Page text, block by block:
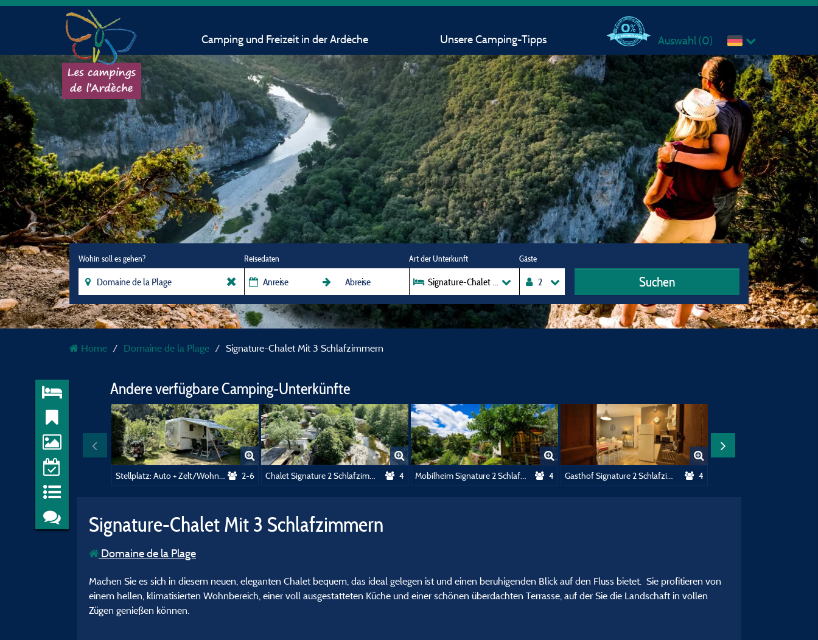
Camping und Freizeit in der Ardèche Unsere Camping-Tipps Auswahl (0)
Wohin soll es gehen? Reisedaten Art der Unterkunft
Signature-Chalet Mit 3 Schlafzimmern
Gäste
Suchen
Home Domaine de la Plage Signature-Chalet Mit 3 Schlafzimmern
Andere verfügbare Camping-Unterkünfte
2-6 Chalet Signature 2 Schlafzimmer 4 Mobilheim Signature 2 Schlafzimmer 4 Gasthof Signature 2 Schlafzimmer 4
Signature-Chalet Mit 3 Schlafzimmern
Domaine de la Plage
Machen Sie es sich in diesem neuen, eleganten Chalet bequem, das ideal gelegen ist und einen beruhigenden Blick auf den Fluss bietet. Sie profitieren von
einem hellen, klimatisierten Wohnbereich, einer voll ausgestatteten Küche und einer schönen überdachten Terrasse, auf der Sie die Landschaft in vollen
Zügen genießen können.